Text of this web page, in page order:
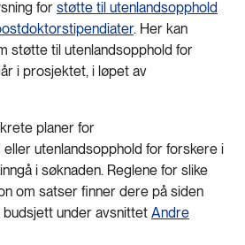
for støtte til utenlandsopphold
. Her kan
støtte til utenlandsopphold for
i prosjektet, i løpet av
planer for
utenlandsopphold for forskere i
i søknaden. Reglene for slike
om satser finner dere på siden
under avsnittet Andre